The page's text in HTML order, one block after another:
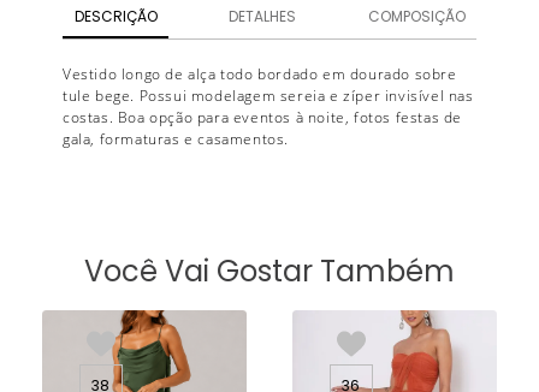
DESCRIÇÃO DETALHES COMPOSIÇÃO
Vestido longo de alça todo bordado em dourado sobre
tule bege. Possui modelagem sereia e zíper invisível nas
costas. Boa opção para eventos à noite, fotos festas de
gala, formaturas e casamentos.
Você Vai Gostar Também
38 36